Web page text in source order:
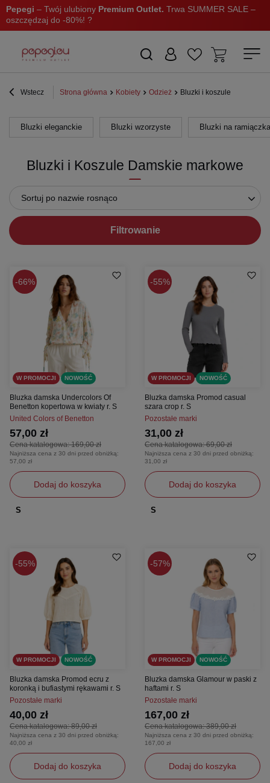
Pepegi – Twój ulubiony Premium Outlet. Trwa SUMMER SALE –
oszczędzaj do -80%! ?
Wstecz Strona główna Kobiety Odzież Bluzki i koszule
Bluzki eleganckie Bluzki wzorzyste Bluzki na
Bluzki i Koszule Damskie markowe
Sortuj po nazwie rosnąco
Filtrowanie
66%
W PROMOCJI NOWOŚĆ
Bluzka damska Undercolors Of
Benetton kopertowa w kwiaty r. S
United Colors of Benetton
Cena katalogowa:169,00 zł
57,00 zł
Najniższa cena z 30 dni przed obniżką:
57,00 zł
Dodaj do koszyka
S
55%
W PROMOCJI NOWOŚĆ
Bluzka damska Promod casual
szara crop r. S
Pozostałe marki
Cena katalogowa:69,00 zł
31,00 zł
Najniższa cena z 30 dni przed obniżką:
31,00 zł
Dodaj do koszyka
S
55%
W PROMOCJI NOWOŚĆ
Bluzka damska Promod ecru z
koronką i bufiastymi rękawami r. S
Pozostałe marki
Cena katalogowa:89,00 zł
40,00 zł
Najniższa cena z 30 dni przed obniżką:
40,00 zł
Dodaj do koszyka
57%
W PROMOCJI NOWOŚĆ
Bluzka damska Glamour w paski z
haftami r. S
Pozostałe marki
Cena katalogowa:389,00 zł
167,00 zł
Najniższa cena z 30 dni przed obniżką:
167,00 zł
Dodaj do koszyka